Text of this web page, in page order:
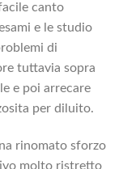
canto
e le studio
di
tuttavia sopra
e poi arrecare
per diluito.
rinomato sforzo
molto ristretto